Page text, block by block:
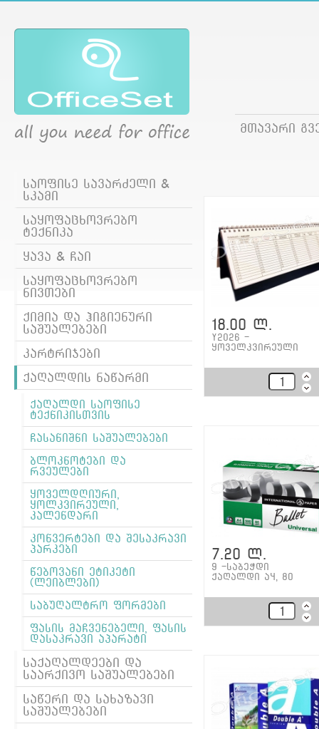
მთავარი
საოფისე სავარძელი &
სკამი
საყოფაცხოვრებო
ტექნიკა
ყავა & ჩაი
საყოფაცხოვრებო
ნივთები
ქიმია და ჰიგიენური
საშუალებები
კარტრიჯები
ქაღალდის ნაწარმი
ქაღალდი საოფისე
ტექნიკისთვის
ჩასანიშნი საშუალებები
ბლოკნოტები და
რვეულები
ყოველდღიური,
ყოლკვირეული,
კალენდარი
კონვერტები და შესაკრავი
პარკები
წებოვანი ეტიკეტი
(ლეიბლები)
საბუღალტრო ფორმები
ფასის მაჩვენებელი, ფასის
დასაკრავი აპარატი
საქაღალდეები და
საარქივო საშუალებები
საწერი და სახაზავი
საშუალებები
18.00 ლ.
Y2026 -
ყოველკვირეული
7.20 ლ.
9 -საბეჭდი
ქაღალდი ა4, 80